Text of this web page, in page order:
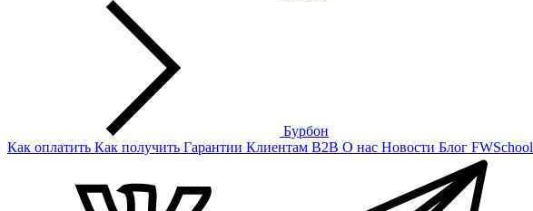
Бурбон
Как оплатить Как получить Гарантии Клиентам B2B О нас Новости Блог FWSchool